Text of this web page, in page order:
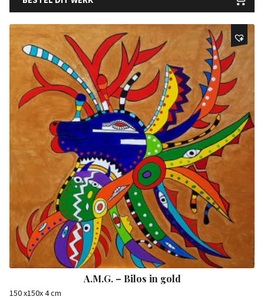
A.M.G. – Bilos in gold
150 x150x 4 cm